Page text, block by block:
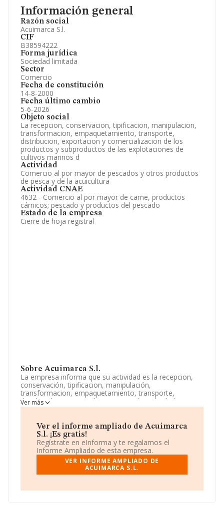
Información general
Razón social
Acuimarca S.l.
CIF
B38594222
Forma jurídica
Sociedad limitada
Sector
Comercio
Fecha de constitución
14-8-2000
Fecha último cambio
5-6-2026
Objeto social
La recepcion, conservacion, tipificacion, manipulacion,
transformacion, empaquetamiento, transporte,
distribucion, exportacion y comercializacion de los
productos y subproductos de las explotaciones de
cultivos marinos d
Actividad
Comercio al por mayor de pescados y otros productos
de pesca y de la acuicultura
Actividad CNAE
4632 - Comercio al por mayor de carne, productos
cárnicos; pescado y productos del pescado
Estado de la empresa
Cierre de hoja registral
Sobre Acuimarca S.l.
La empresa informa que su actividad es la recepcion,
conservación, tipificacion, manipulación,
transformacion, empaquetamiento, transporte,
distribución, exportación y comercialización de los
productos y subproductos de las explotaciones de
Registro Mercantil como Sociedad Limitada. Clasifica su
actividad CNAE como 'Comercio al por mayor de carne
y productos cárnicos', código 4632. La empresa no
tiene actividad en mercados exteriores.
Atendiendo a los datos disponibles en INFORMA, ese
número ha estado por encima de la media de sector.
Su teléfono es 922778034 y el correo electrónico es
Ver más
Ver el informe ampliado de Acuimarca
S.l. ¡Es gratis!
Regístrate en eInforma y te regalamos el
Informe Ampliado de esta empresa.
VER INFORME AMPLIADO DE
ACUIMARCA S.L.